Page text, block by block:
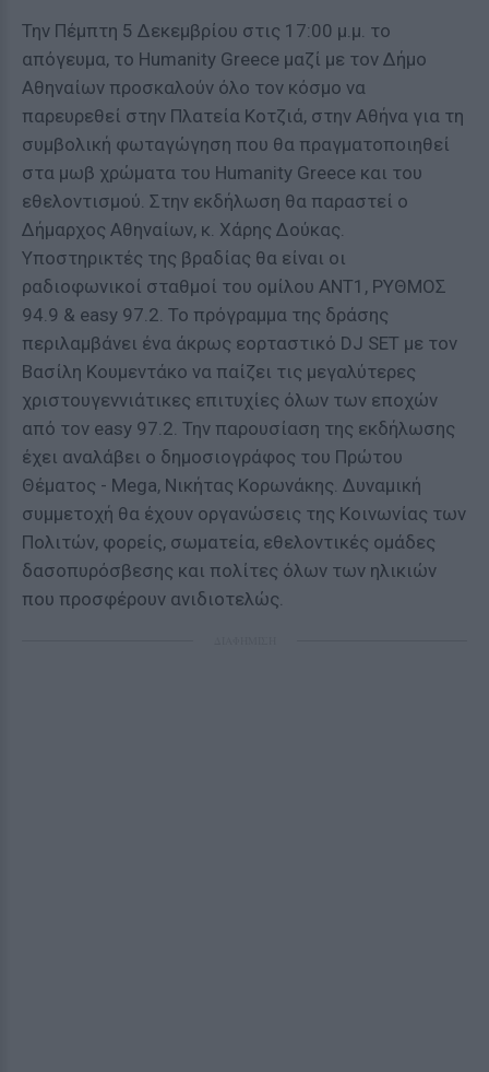
Την Πέμπτη 5 Δεκεμβρίου στις 17:00 μ.μ. το
απόγευμα, το Humanity Greece μαζί με τον Δήμο
Αθηναίων προσκαλούν όλο τον κόσμο να
παρευρεθεί στην Πλατεία Κοτζιά, στην Αθήνα για τη
συμβολική φωταγώγηση που θα πραγματοποιηθεί
στα μωβ χρώματα του Humanity Greece και του
εθελοντισμού. Στην εκδήλωση θα παραστεί ο
Δήμαρχος Αθηναίων, κ. Χάρης Δούκας.
Υποστηρικτές της βραδίας θα είναι οι
ραδιοφωνικοί σταθμοί του ομίλου ΑΝΤ1, ΡΥΘΜΟΣ
94.9 & easy 97.2. Το πρόγραμμα της δράσης
περιλαμβάνει ένα άκρως εορταστικό DJ SET με τον
Βασίλη Κουμεντάκο να παίζει τις μεγαλύτερες
χριστουγεννιάτικες επιτυχίες όλων των εποχών
από τον easy 97.2. Την παρουσίαση της εκδήλωσης
έχει αναλάβει ο δημοσιογράφος του Πρώτου
Θέματος - Mega, Νικήτας Κορωνάκης. Δυναμική
συμμετοχή θα έχουν οργανώσεις της Κοινωνίας των
Πολιτών, φορείς, σωματεία, εθελοντικές ομάδες
δασοπυρόσβεσης και πολίτες όλων των ηλικιών
που προσφέρουν ανιδιοτελώς.